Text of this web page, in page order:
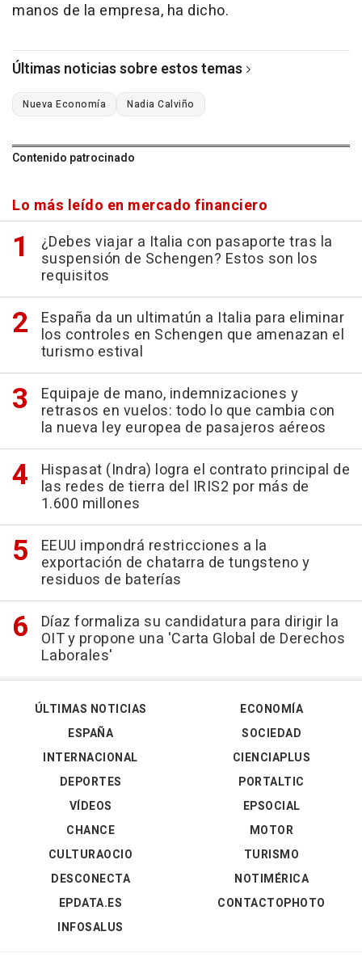
manos de la empresa, ha dicho.
Últimas noticias sobre estos temas
Nueva Economía Nadia Calviño
Contenido patrocinado
Lo más leído en mercado financiero
¿Debes viajar a Italia con pasaporte tras la
suspensión de Schengen? Estos son los
requisitos
España da un ultimatún a Italia para eliminar
los controles en Schengen que amenazan el
turismo estival
Equipaje de mano, indemnizaciones y
retrasos en vuelos: todo lo que cambia con
la nueva ley europea de pasajeros aéreos
Hispasat (Indra) logra el contrato principal de
las redes de tierra del IRIS2 por más de
1.600 millones
EEUU impondrá restricciones a la
exportación de chatarra de tungsteno y
residuos de baterías
Díaz formaliza su candidatura para dirigir la
OIT y propone una 'Carta Global de Derechos
Laborales'
ÚLTIMAS NOTICIAS
ESPAÑA
INTERNACIONAL
DEPORTES
VÍDEOS
ECONOMÍA
SOCIEDAD
CIENCIAPLUS
PORTALTIC
EPSOCIAL
CHANCE
CULTURAOCIO
DESCONECTA
EPDATA.ES
INFOSALUS
MOTOR
TURISMO
NOTIMÉRICA
CONTACTOPHOTO